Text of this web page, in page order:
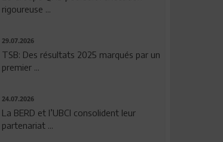
rigoureuse ...
29.07.2026
TSB: Des résultats 2025 marqués par un
premier ...
24.07.2026
La BERD et l’UBCI consolident leur
partenariat ...